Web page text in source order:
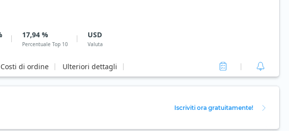
17,94 %
Percentuale Top 10
USD
Valuta
Costi di ordine Ulteriori dettagli
Iscriviti ora gratuitamente!